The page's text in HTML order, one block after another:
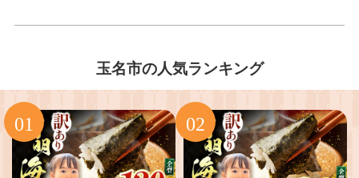
玉名市の人気ランキング